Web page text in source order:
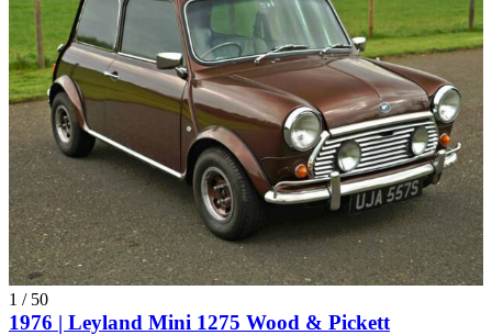
1 / 50
1976 | Leyland Mini 1275 Wood & Pickett